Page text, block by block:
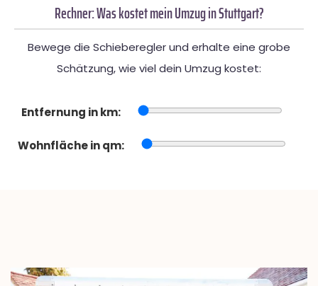
Rechner: Was kostet mein Umzug in Stuttgart?
Bewege die Schieberegler und erhalte eine grobe
Schätzung, wie viel dein Umzug kostet:
Entfernung in km:
Wohnfläche in qm: